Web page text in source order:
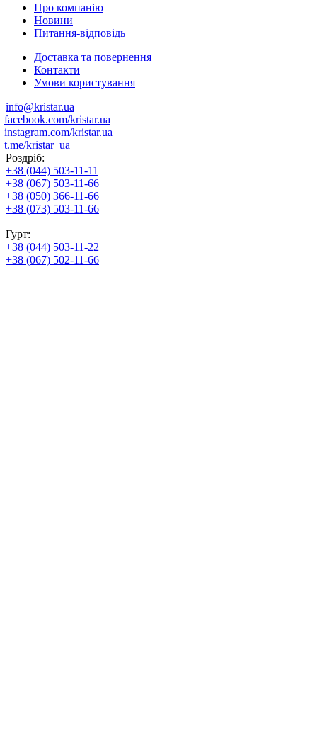
Про компанію
Новини
Питання-відповідь
Доставка та повернення
Контакти
Умови користування
info@kristar.ua
facebook.com/kristar.ua
instagram.com/kristar.ua
t.me/kristar_ua
Роздріб:
+38 (044) 503-11-11
+38 (067) 503-11-66
+38 (050) 366-11-66
+38 (073) 503-11-66
Гурт:
+38 (044) 503-11-22
+38 (067) 502-11-66